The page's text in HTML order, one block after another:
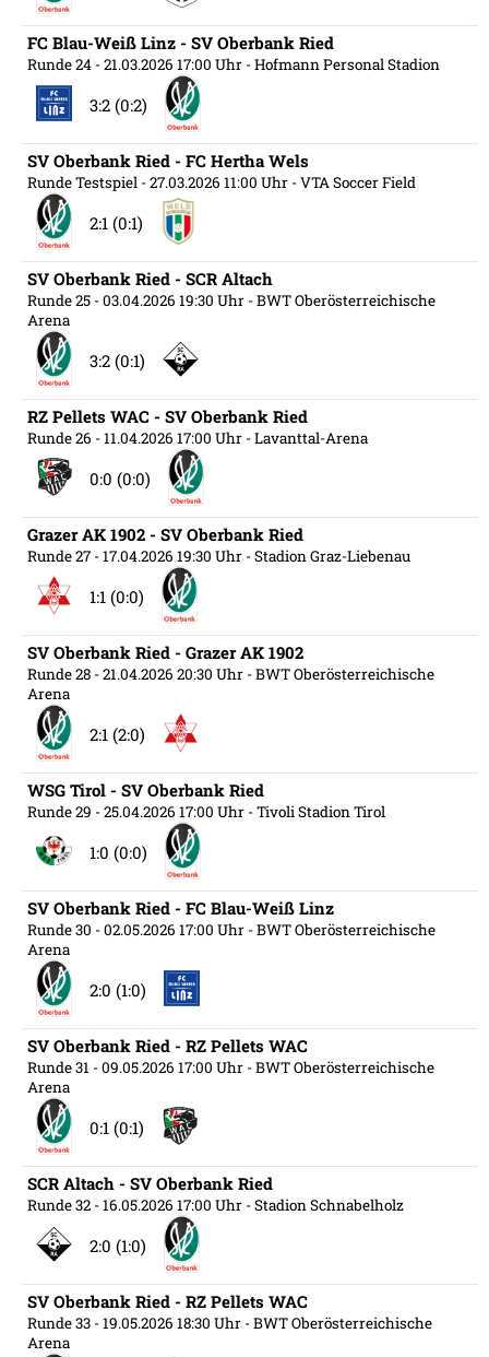
FC Blau-Weiß Linz - SV Oberbank Ried
Runde 24 - 21.03.2026 17:00 Uhr - Hofmann Personal Stadion
3:2 (0:2)
SV Oberbank Ried - FC Hertha Wels
Runde Testspiel - 27.03.2026 11:00 Uhr - VTA Soccer Field
2:1 (0:1)
SV Oberbank Ried - SCR Altach
Runde 25 - 03.04.2026 19:30 Uhr - BWT Oberösterreichische
Arena
3:2 (0:1)
RZ Pellets WAC - SV Oberbank Ried
Runde 26 - 11.04.2026 17:00 Uhr - Lavanttal-Arena
0:0 (0:0)
Grazer AK 1902 - SV Oberbank Ried
Runde 27 - 17.04.2026 19:30 Uhr - Stadion Graz-Liebenau
1:1 (0:0)
SV Oberbank Ried - Grazer AK 1902
Runde 28 - 21.04.2026 20:30 Uhr - BWT Oberösterreichische
Arena
2:1 (2:0)
WSG Tirol - SV Oberbank Ried
Runde 29 - 25.04.2026 17:00 Uhr - Tivoli Stadion Tirol
1:0 (0:0)
SV Oberbank Ried - FC Blau-Weiß Linz
Runde 30 - 02.05.2026 17:00 Uhr - BWT Oberösterreichische
Arena
2:0 (1:0)
SV Oberbank Ried - RZ Pellets WAC
Runde 31 - 09.05.2026 17:00 Uhr - BWT Oberösterreichische
Arena
0:1 (0:1)
SCR Altach - SV Oberbank Ried
Runde 32 - 16.05.2026 17:00 Uhr - Stadion Schnabelholz
2:0 (1:0)
SV Oberbank Ried - RZ Pellets WAC
Runde 33 - 19.05.2026 18:30 Uhr - BWT Oberösterreichische
Arena